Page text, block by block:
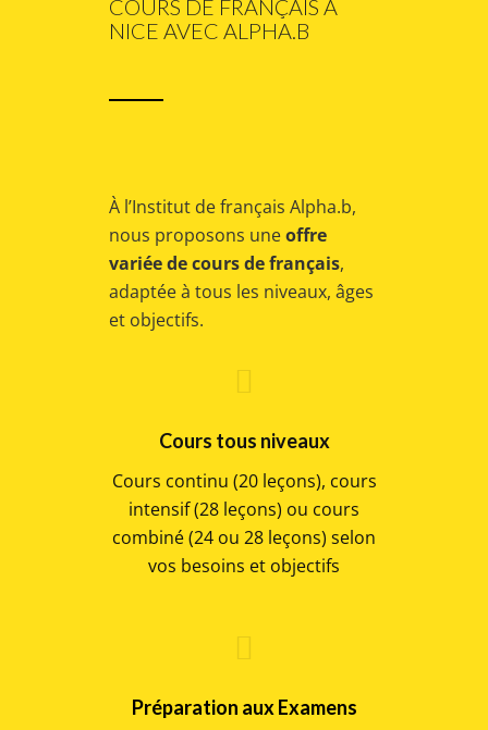
COURS DE FRANÇAIS À
NICE AVEC ALPHA.B
À l’Institut de français Alpha.b,
nous proposons uneoffre
variée de cours de français,
adaptée à tous les niveaux, âges
et objectifs.
Cours tous niveaux
Cours continu (20 leçons), cours
intensif (28 leçons) ou cours
combiné (24 ou 28 leçons) selon
vos besoins et objectifs
Préparation aux Examens